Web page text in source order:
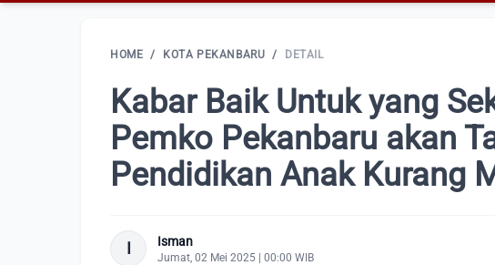
HOME / KOTA PEKANBARU / DETAIL
Kabar Baik Untuk yang
Pemko Pekanbaru akan
Pendidikan Anak Kurang
I Isman
Jumat, 02 Mei 2025 | 00:00 WIB